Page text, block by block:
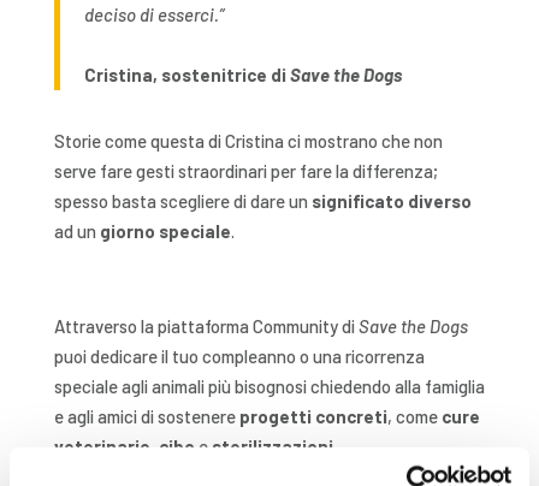
deciso di esserci.”
Cristina, sostenitrice di Save the Dogs
Storie come questa di Cristina ci mostrano che non
serve fare gesti straordinari per fare la differenza;
spesso basta scegliere di dare un significato diverso
ad un giorno speciale.
Attraverso la piattaforma Community diSave the Dogs
puoi dedicare il tuo compleanno o una ricorrenza
speciale agli animali più bisognosi chiedendo alla famiglia
e agli amici di sostenere progetti concreti, come cure
veterinarie cibo e sterilizzazioni.